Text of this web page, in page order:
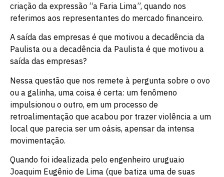
criação da expressão “a Faria Lima”, quando nos
referimos aos representantes do mercado financeiro.
A saída das empresas é que motivou a decadência da
Paulista ou a decadência da Paulista é que motivou a
saída das empresas?
Nessa questão que nos remete à pergunta sobre o ovo
ou a galinha, uma coisa é certa: um fenômeno
impulsionou o outro, em um processo de
retroalimentação que acabou por trazer violência a um
local que parecia ser um oásis, apensar da intensa
movimentação.
Quando foi idealizada pelo engenheiro uruguaio
Joaquim Eugênio de Lima (que batiza uma de suas